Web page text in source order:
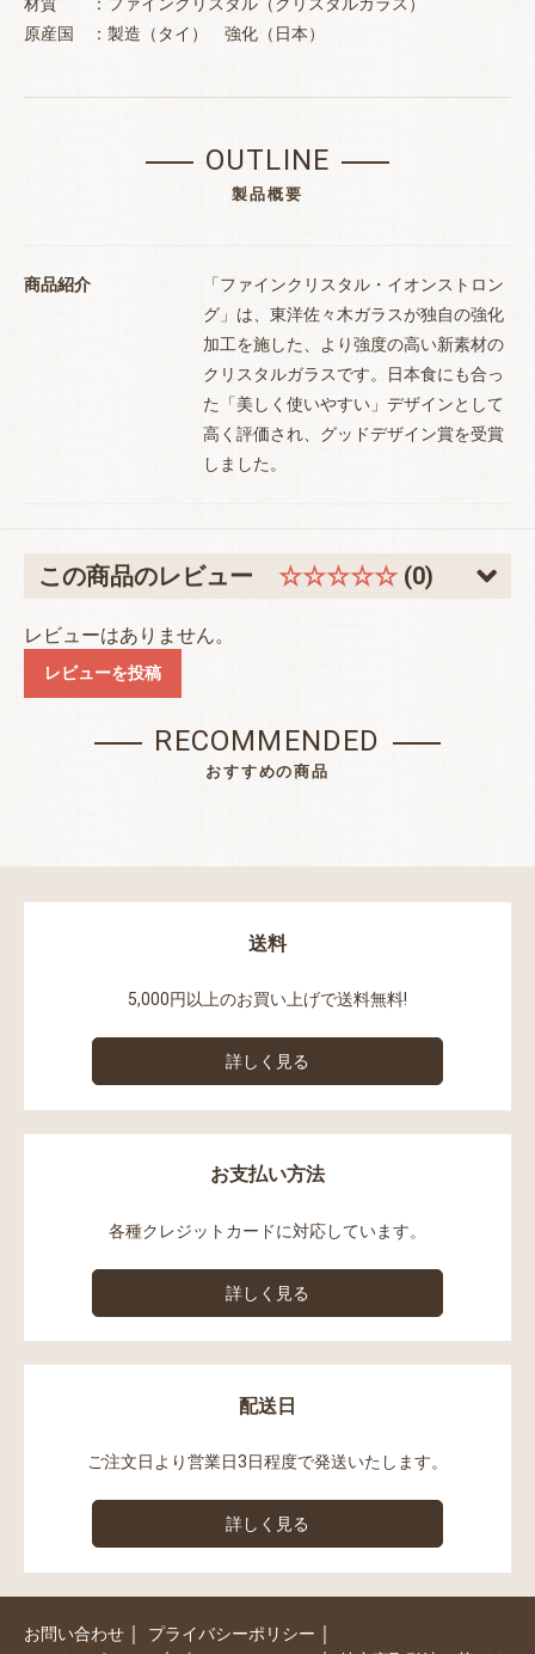
お買い物を続ける カートへ進む
材質 ：ファインクリスタル（クリスタルガラス）
原産国 ：製造（タイ） 強化（日本）
OUTLINE
製品概要
商品紹介
「ファインクリスタル・イオンストロン
グ」は、東洋佐々木ガラスが独自の強化
加工を施した、より強度の高い新素材の
クリスタルガラスです。日本食にも合っ
た「美しく使いやすい」デザインとして
高く評価され、グッドデザイン賞を受賞
しました。
この商品のレビュー ☆☆☆☆☆ (0)
レビューはありません。
レビューを投稿
RECOMMENDED
おすすめの商品
送料
5,000円以上のお買い上げで送料無料!
詳しく見る
お支払い方法
各種クレジットカードに対応しています。
詳しく見る
配送日
ご注文日より営業日3日程度で発送いたします。
詳しく見る
お問い合わせ ｜ プライバシーポリシー ｜